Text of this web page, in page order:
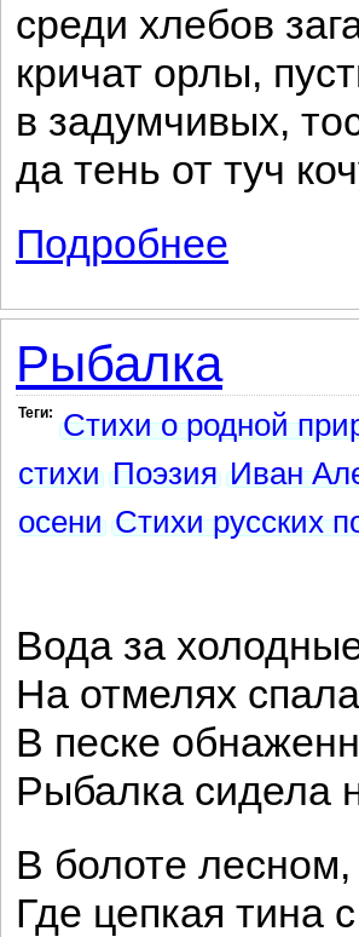
среди хлебов
кричат орлы,
в задумчивых,
да тень от туч
Подробнее
Рыбалка
Теги: Стихи о родной
стихи Поэзия Иван
осени Стихи русских
Вода за
На отмелях
В песке
Рыбалка сидела
В болоте
Где цепкая тина